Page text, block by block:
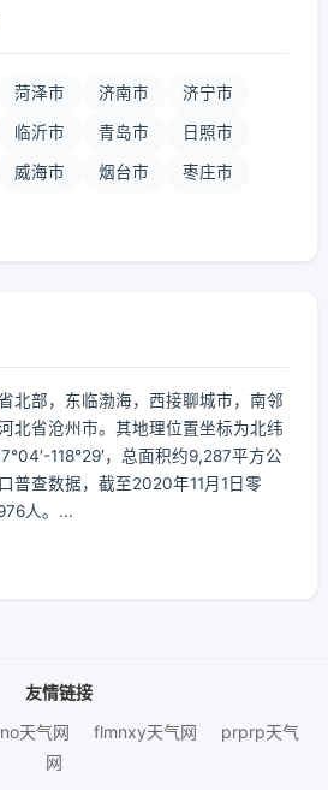
菏泽市 济南市 济宁市
临沂市 青岛市 日照市
威海市 烟台市 枣庄市
北部，东临渤海，西接聊城市，南邻
北省沧州市。其地理位置坐标为北纬
118°29′，总面积约9,287平方公
普查数据，截至2020年11月1日零
人。...
友情链接
天气网 flmnxy天气网
prprp天气
网